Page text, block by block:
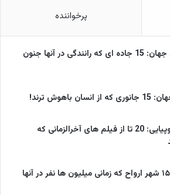
پرخواننده
خطرناک ترین جاده های جهان: 15 جاده ای که رانندگی در آنها جنون
ترند!
بهترین فیلم های دیستوپیایی: 20 تا از فیلم های آخرالزمانی که
شهرهای متروکه جهان: ۱۵ شهر ارواح که زمانی میلیون ها نفر در آنها